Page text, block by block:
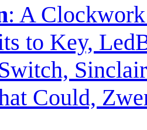
: A
to Key,
Could,